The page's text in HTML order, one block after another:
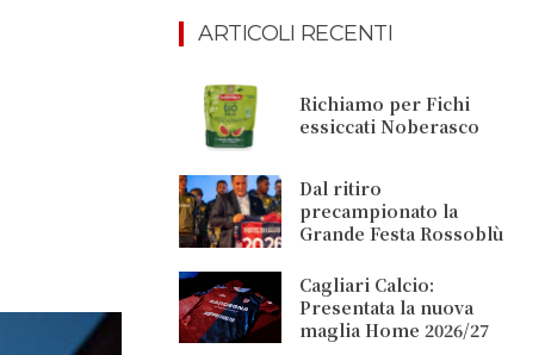
ARTICOLI RECENTI
Richiamo per Fichi
essiccati Noberasco
Dal ritiro
precampionato la
Grande Festa Rossoblù
Cagliari Calcio:
Presentata la nuova
maglia Home 2026/27